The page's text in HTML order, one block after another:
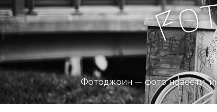
Fo
Фотоджоин — фото новости,